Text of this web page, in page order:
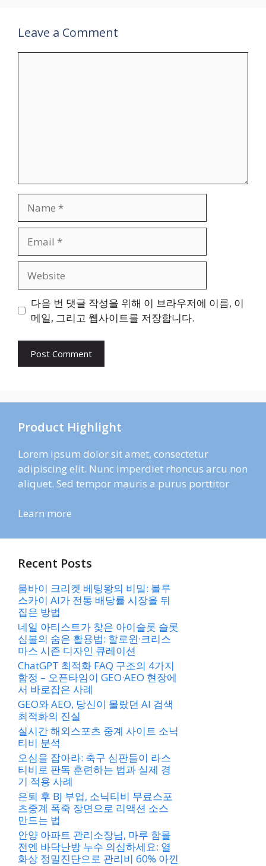
Leave a Comment
다음 번 댓글 작성을 위해 이 브라우저에 이름, 이
메일, 그리고 웹사이트를 저장합니다.
Product Highlight
Lorem ipsum dolor sit amet, consectetur
adipiscing elit. Nunc imperdiet rhoncus arcu non
aliquet. Sed tempor mauris a purus porttitor
Learn more
Recent Posts
뭄바이 크리켓 베팅왕의 비밀: 블루
스카이 AI가 전통 배당률 시장을 뒤
집은 방법
네일 아티스트가 찾은 아이슬롯 슬롯
심볼의 숨은 활용법: 할로윈·크리스
마스 시즌 디자인 큐레이션
ChatGPT 최적화 FAQ 구조의 4가지
함정 – 오픈타임이 GEO·AEO 현장에
서 바로잡은 사례
GEO와 AEO, 당신이 몰랐던 AI 검색
최적화의 진실
실시간 해외스포츠 중계 사이트 소닉
티비 분석
오심을 잡아라: 축구 심판들이 라스
티비로 판독 훈련하는 법과 실제 경
기 적용 사례
은퇴 후 BJ 부업, 소닉티비 무료스포
츠중계 폭죽 장면으로 리액션 소스
만드는 법
안양 아파트 관리소장님, 마루 함몰
전엔 바닥난방 누수 의심하세요: 열
화상 정밀진단으로 관리비 60% 아낀